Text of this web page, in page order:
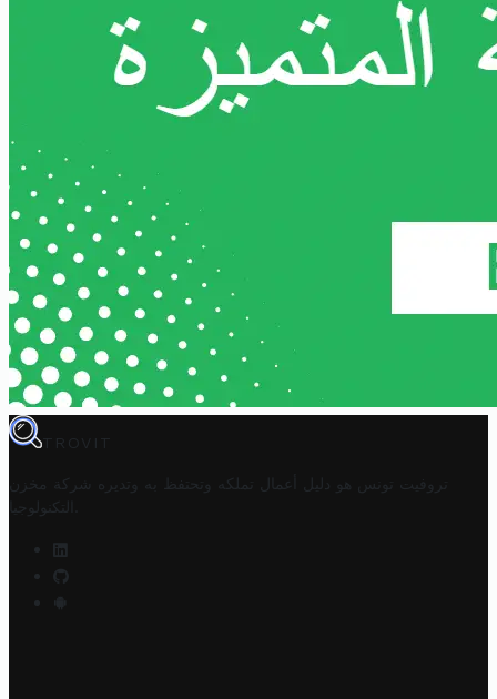
TROVIT
تروفيت تونس هو دليل أعمال تملكه وتحتفظ به وتديره
شركة مخزن
التكنولوجيا